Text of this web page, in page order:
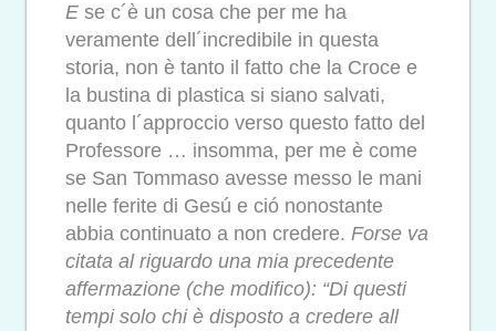
E se c´è un cosa che per me ha
veramente dell´incredibile in questa
storia, non è tanto il fatto che la Croce e
la bustina di plastica si siano salvati,
quanto l´approccio verso questo fatto del
Professore … insomma, per me è come
se San Tommaso avesse messo le mani
nelle ferite di Gesú e ció nonostante
abbia continuato a non credere. Forse va
citata al riguardo una mia precedente
affermazione (che modifico): “Di questi
tempi solo chi è disposto a credere all